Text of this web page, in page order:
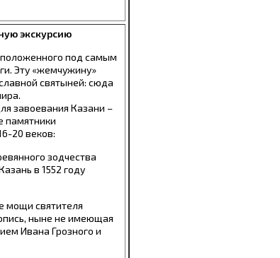
экскурсию
под самым
Эту «жемчужину»
святыней: сюда
завоевания Казани –
памятники
20 веков:
зодчества
в 1552 году
мощи святителя
ныне не имеющая
Ивана Грозного и